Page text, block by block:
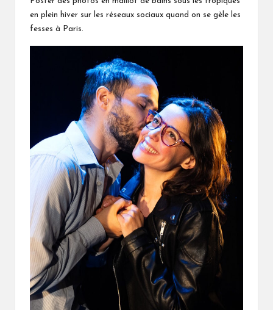
en plein hiver sur les réseaux sociaux quand on se gèle les
fesses à Paris.